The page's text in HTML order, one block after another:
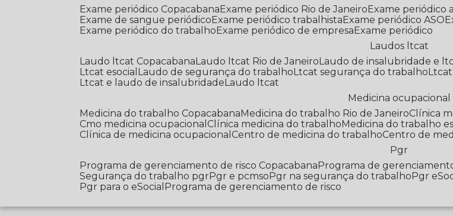
Exame periódico Copacabana
Exame periódico Rio de Janeiro Exame periódico
Exame de sangue periódico
Exame periódico trabalhista Exame periódico ASO
Exame periódico do trabalho
Exame periódico de empresa
Exame periódico
Laudos ltcat
Laudo ltcat Copacabana Laudo ltcat Rio de Janeiro Laudo de insalubridade e
Ltcat esocial
Laudo de segurança do trabalho Ltcat segurança do trabalho
Ltcat e laudo de insalubridade Laudo ltcat
Medicina ocupacional
Medicina do trabalho Copacabana
Medicina do trabalho Rio de Janeiro Clínica
Cmo medicina ocupacional
Clínica medicina do trabalho Medicina do trabalho
Clínica de medicina ocupacional
Centro de medicina do trabalho Centro de
Pgr
Programa de gerenciamento de risco Copacabana
Programa de
Segurança do trabalho pgr
Pgr e pcmso Pgr na segurança do trabalho Pgr
Pgr para o eSocial
Programa de gerenciamento de risco